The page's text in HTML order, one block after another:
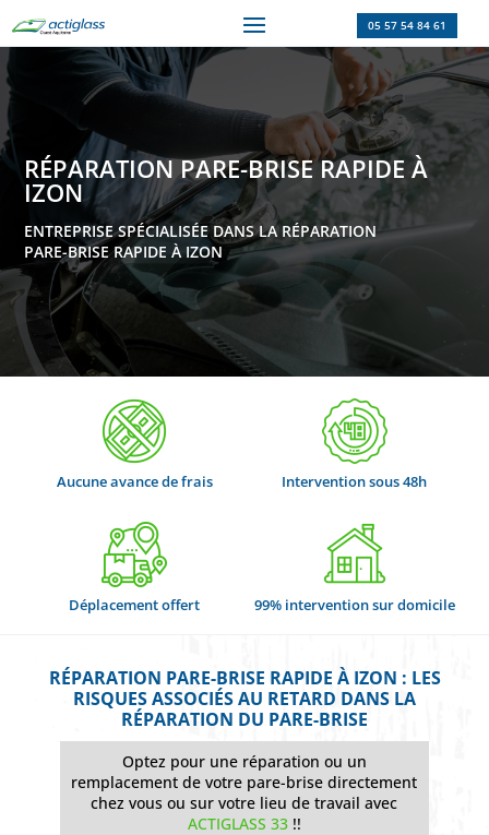
05 57 54 84 61
RÉPARATION PARE-BRISE RAPIDE À
IZON
ENTREPRISE SPÉCIALISÉE DANS LA RÉPARATION
PARE-BRISE RAPIDE À IZON
Aucune avance de frais Intervention sous 48h
Déplacement offert 99% intervention sur domicile
RÉPARATION PARE-BRISE RAPIDE À IZON : LES
RISQUES ASSOCIÉS AU RETARD DANS LA
RÉPARATION DU PARE-BRISE
Optez pour une réparation ou un
remplacement de votre pare-brise directement
chez vous ou sur votre lieu de travail avec
ACTIGLASS 33!!